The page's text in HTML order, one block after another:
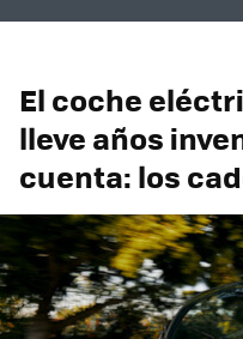
El coche
lleve años
cuenta: los